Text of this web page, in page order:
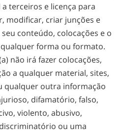
terceiros e licença para
modificar, criar junções e
conteúdo, colocações e o
forma ou formato.
não irá fazer colocações,
a qualquer material, sites,
qualquer outra informação
difamatório, falso,
violento, abusivo,
ou uma